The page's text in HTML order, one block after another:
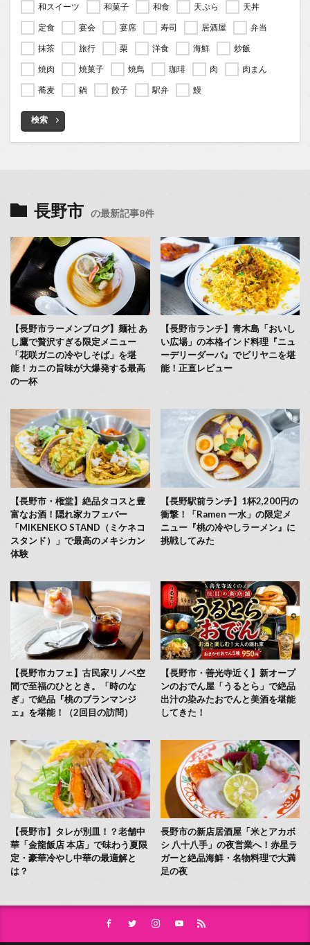
和スイーツ
和菓子 和食 天ぷら
天丼
定食
宴会 宴席 寿司 居酒屋
弁当
抹茶
旅行 栗 洋食 海鮮
炒飯
焼肉
焼菓子 焼鳥 珈琲 肉
肉まん
蕎麦
鍋 餃子 駅弁 鰻
検索
長野市 の最新記事8件
【長野市ラーメンブログ】麺社 あ
し鷹で贅沢すぎる限定メニュー
「花咲ガニの冷やしそば」を堪
能！カニの旨味が大爆発する最高
の一杯
【長野市ランチ】青木島「おいし
い広場」の本格インド料理『ニュ
ーデリーダーバ』でビリヤニを堪
能！正直レビュー
【長野市・権堂】絶品タコスと豊
富なお酒！隠れ家カフェバー
「MIKENEKO STAND（ミケネコ
スタンド）」で最高のメキシカン
体験
【長野駅前ランチ】1杯2,200円の
衝撃！「Ramen 一水」の限定メ
ニュー『桃の冷やしラーメン』に
挑戦してみた
【長野市カフェ】古民家リノベ空
間で至福のひととき。「時のな
ぎ」で絶品『桃のブランマンジ
ェ』を堪能！（2回目の訪問）
【長野市・善光寺近く】新オープ
ンのおでん屋「うるとら」で絶品
出汁の染みたおでんと美酒を堪能
してきた！
【長野市】タレが別皿！？老舗中
華「金龍飯店 本店」で味わう夏限
定・豪華冷やし中華の最適解と
は？
長野市の新店居酒屋「米とアカボ
シ 八十八手」の夜営業へ！赤星ラ
ガーと絶品海鮮・名物料理で大満
足の夜